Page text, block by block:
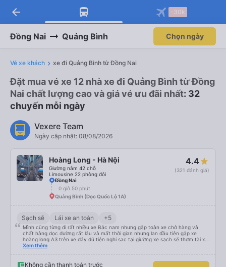
arrow_back -30k
Đồng Nai Quảng Bình Chọn ngày
Vé xe khách xe đi Quảng Bình từ Đồng Nai
Đặt mua vé xe 12 nhà xe đi Quảng Bình từ Đồng
Nai chất lượng cao và giá vé ưu đãi nhất: 32
chuyến mỗi ngày
Vexere Team
Ngày cập nhật: 08/08/2026
Hoàng Long - Hà Nội
Giường nằm 42 chỗ
Limousine 22 phòng đôi
4.4
(321 đánh giá)
Đồng Nai
0 giờ 50 phút
Quảng Bình (Dọc Quốc Lộ 1A)
Sạch sẽ Lái xe an toàn +5
Mình cũng từng đi rất nhiều xe Bắc nam nhưng gặp toàn xe chở hàng và
chất hàng dọc đường rất lâu và mất thời gian nhưng lan đầu tiên gặp xe
hoàng long A3 trên xe đây đủ tiện nghi sac tại giường xe sạch sẽ thơm tài xế
lo xe thoải mái vui tính sẽ con ung hô nhe
Xem thêm
Không cần thanh toán trước